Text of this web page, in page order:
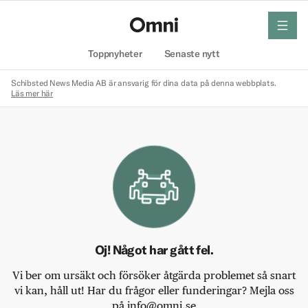
Toppnyheter Senaste nytt
meny
Schibsted News Media AB är ansvarig för dina data på denna webbplats.
Läs mer här
Oj! Något har gått fel.
Vi ber om ursäkt och försöker åtgärda problemet så snart
vi kan, håll ut! Har du frågor eller funderingar? Mejla oss